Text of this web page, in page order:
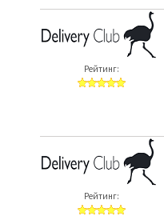
Рейтинг:
Рейтинг: